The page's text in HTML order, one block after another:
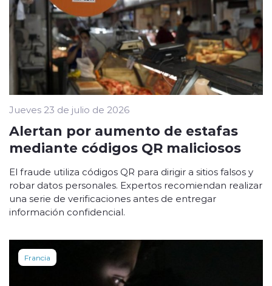
Jueves 23 de julio de 2026
Alertan por aumento de estafas
mediante códigos QR maliciosos
El fraude utiliza códigos QR para dirigir a sitios falsos y
robar datos personales. Expertos recomiendan realizar
una serie de verificaciones antes de entregar
información confidencial.
Francia